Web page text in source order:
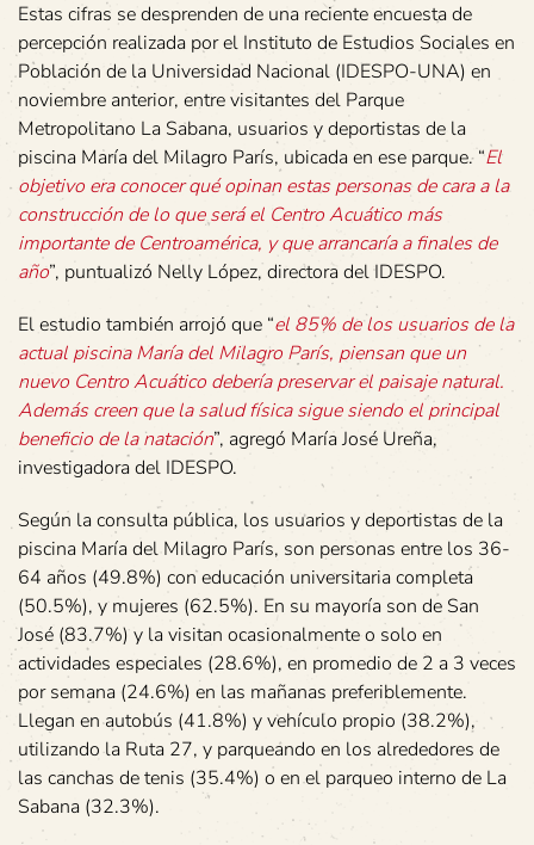
Estas cifras se desprenden de una reciente encuesta de
percepción realizada por el Instituto de Estudios Sociales en
Población de la Universidad Nacional (IDESPO-UNA) en
noviembre anterior, entre visitantes del Parque
Metropolitano La Sabana, usuarios y deportistas de la
piscina María del Milagro París, ubicada en ese parque. “El
objetivo era conocer qué opinan estas personas de cara a la
construcción de lo que será el Centro Acuático más
importante de Centroamérica, y que arrancaría a finales de
año”, puntualizó Nelly López, directora del IDESPO.
El estudio también arrojó que “el 85% de los usuarios de la
actual piscina María del Milagro París, piensan que un
nuevo Centro Acuático debería preservar el paisaje natural.
Además creen que la salud física sigue siendo el principal
beneficio de la natación”, agregó María José Ureña,
investigadora del IDESPO.
Según la consulta pública, los usuarios y deportistas de la
piscina María del Milagro París, son personas entre los 36-
64 años (49.8%) con educación universitaria completa
(50.5%), y mujeres (62.5%). En su mayoría son de San
José (83.7%) y la visitan ocasionalmente o solo en
actividades especiales (28.6%), en promedio de 2 a 3 veces
por semana (24.6%) en las mañanas preferiblemente.
Llegan en autobús (41.8%) y vehículo propio (38.2%),
utilizando la Ruta 27, y parqueando en los alrededores de
las canchas de tenis (35.4%) o en el parqueo interno de La
Sabana (32.3%).